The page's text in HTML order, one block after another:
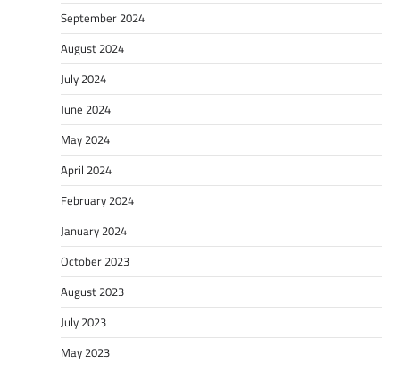
September 2024
August 2024
July 2024
June 2024
May 2024
April 2024
February 2024
January 2024
October 2023
August 2023
July 2023
May 2023